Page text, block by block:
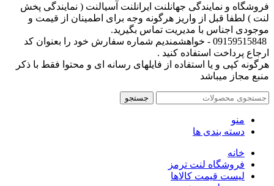
فروشگاه و نمایندگی جهانلنت ایرانلنت آسیالنت ( نمایندگی پخش
لنت ) لطفا قبل از واریز هرگونه وجه برای اطمینان از قیمت و
موجودی اجناس با مدیریت تماس بگیرید.
09159515848 - خواهشمندیم شماره سفارش خود را بعنوان کد
ارجاع پرداخت استفاده کنید .
هرگونه کپی و یا استفاده از فایلهای رسانه ای و محتوا فقط با ذکر
منبع مجاز میباشد
جستجو
منو
دسته بندی ها
خانه
فروشگاه لنت ترمز
لیست قیمت کالاها